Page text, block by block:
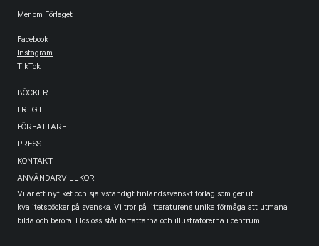
Mer om Förlaget.
Facebook
Instagram
TikTok
BÖCKER
FRLGT
FÖRFATTARE
PRESS
KONTAKT
ANVÄNDARVILLKOR
Vi är ett nyfiket och självständigt finlandssvenskt förlag som ger ut
kvalitetsböcker på svenska. Vi tror på litteraturens unika förmåga att utmana,
bilda och beröra. Hos oss står författarna och illustratörerna i centrum.